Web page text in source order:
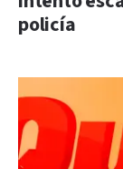
policía